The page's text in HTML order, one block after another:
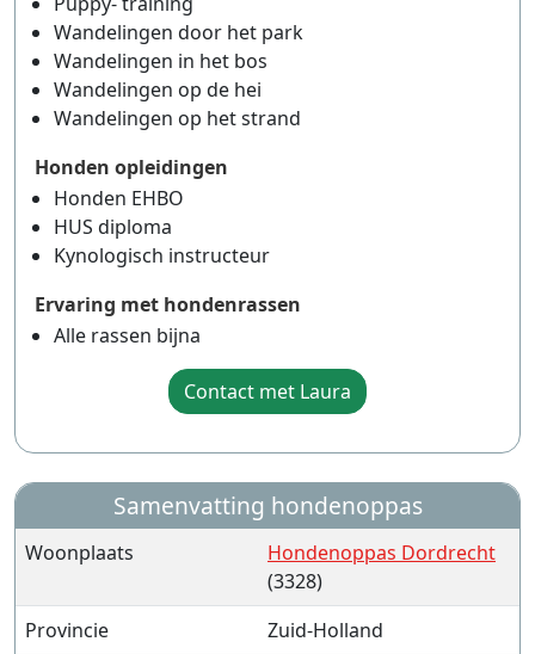
Wandelingen door het park
Wandelingen in het bos
Wandelingen op de hei
Wandelingen op het strand
Honden opleidingen
Honden EHBO
HUS diploma
Kynologisch instructeur
Ervaring met hondenrassen
Alle rassen bijna
Contact met Laura
Samenvatting hondenoppas
Woonplaats
Hondenoppas Dordrecht
(3328)
Provincie
Zuid-Holland